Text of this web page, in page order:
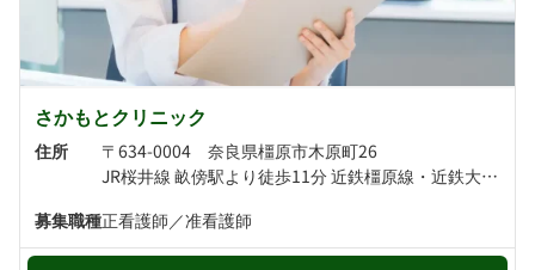
さかもとクリニック
住所
〒634-0004 奈良県橿原市木原町26
JR桜井線 畝傍駅より徒歩11分 近鉄橿原線・近鉄大阪線 大和八木駅より徒歩13分
募集職種正看護師／准看護師